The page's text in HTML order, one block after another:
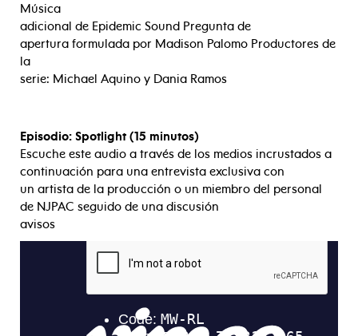
Música
adicional de Epidemic Sound Pregunta de
apertura formulada por Madison Palomo Productores de
la
serie: Michael Aquino y Dania Ramos
Episodio: Spotlight (15 minutos)
Escuche este audio a través de los medios incrustados a
continuación para una entrevista exclusiva con
un artista de la producción o un miembro del personal
de NJPAC seguido de una discusión
avisos